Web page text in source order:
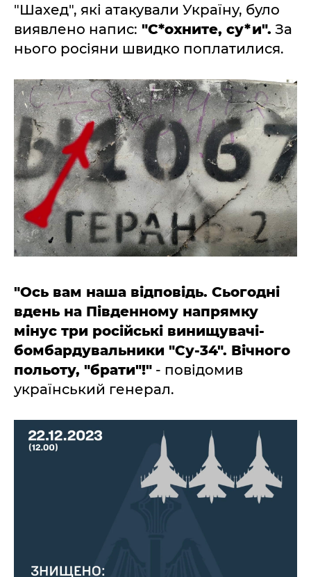
"Шахед", які атакували Україну, було
виявлено напис: "С*охните, су*и". За
нього росіяни швидко поплатилися.
"Ось вам наша відповідь. Сьогодні
вдень на Південному напрямку
мінус три російські винищувачі-
бомбардувальники "Су-34". Вічного
польоту, "брати"!" - повідомив
український генерал.